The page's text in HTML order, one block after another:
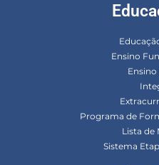
Ensino
Ensino
Programa de
Lista de
Sistema